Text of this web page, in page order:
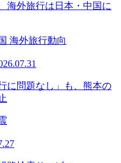
海外旅行は日本・中国に
海外旅行動向
に問題なし」も、熊本の